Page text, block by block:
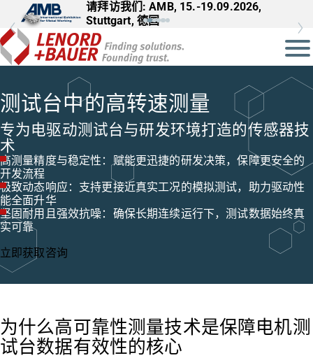
请拜访我们: AMB, 15.-19.09.2026,
Stuttgart, 德国
请拜访我们: InnoTrans, 22.-25.09.2026,
Berlin, 德国
测试台中的高转速测量
专为电驱动测试台与研发环境打造的传感器技
术
高测量精度与稳定性：赋能更迅捷的研发决策，保障更安全的
开发流程
极致动态响应：支持更接近真实工况的模拟测试，助力驱动性
能全面升华
坚固耐用且强效抗噪：确保长期连续运行下，测试数据始终真
实可靠
立即获取咨询
为什么高可靠性测量技术是保障电机测
试台数据有效性的核心